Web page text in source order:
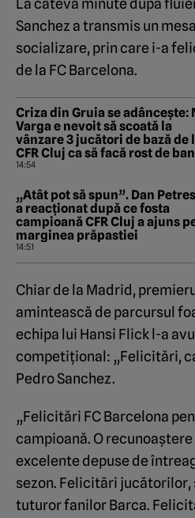
La câteva minute după
Sanchez a transmis un
socializare, prin care i-a
de la FC Barcelona.
Criza din Gruia se adâncește:
Varga e nevoit să scoată la
vânzare 3 jucători de bază de
CFR Cluj ca să facă rost de
14:54
„Atât pot să spun”. Dan
a reacționat după ce fosta
campioană CFR Cluj a ajuns
marginea prăpastiei
14:51
Chiar de la Madrid,
amintească de parcursul
echipa lui Hansi Flick l-a
competițional: „Felicitări,
Pedro Sanchez.
„Felicitări FC Barcelona
campioană. O
excelente depuse de
sezon. Felicitări
tuturor fanilor Barca.